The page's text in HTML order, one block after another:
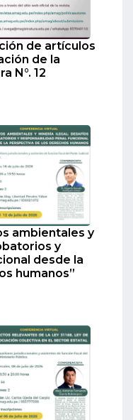
de artículos
de la
N°. 12
ambientales y
y
desde la
humanos”